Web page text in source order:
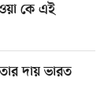
কে এই
দায় ভারত